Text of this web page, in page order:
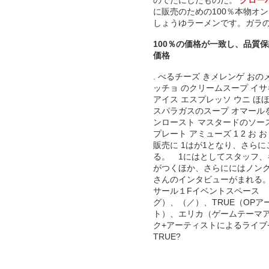
に販売のための100％本物オ
しょうゆラーメンです。ガラ
100％の価格が一致し、品質
価格
. べるチーズ きメレンゲ お
ッチョ のクリームスープ イ
アイス エスプレッソ ウニ ほ
スパラガスのスープ オマー
ンロースト マスタードのソ
プレート アミューズ 1 2 お
販売に 1はが1となり、さら
る。 1にはとしてスタッフ、
がつくほか、さらににはノン
さんのインタビューがまれ
サール１Fイベントスペース
グ）、（／）、TRUE（OPア
ト）、エリカ（ゲームテー
ク+アーティストによるライ
TRUE?